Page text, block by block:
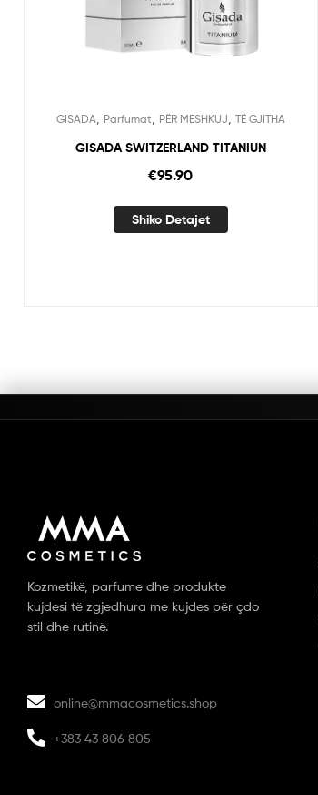
GISADA Parfumat PËR MESHKUJ TË GJITHA
GISADA SWITZERLAND TITANIUN
€95.90
Shiko Detajet
Kozmetikë, parfume dhe produkte
kujdesi të zgjedhura me kujdes për çdo
stil dhe rutinë.
online@mmacosmetics.shop
+383 43 806 805